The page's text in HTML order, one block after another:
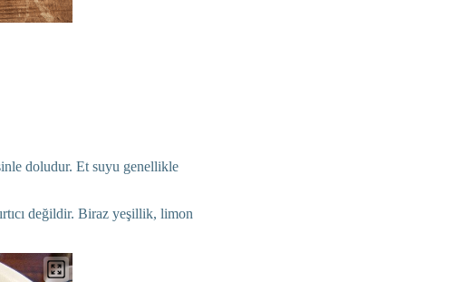
doludur. Et suyu genellikle
değildir. Biraz yeşillik, limon